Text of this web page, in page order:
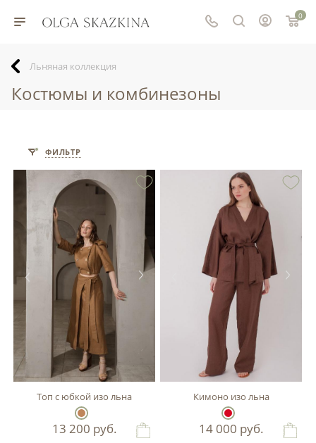
0
Льняная коллекция
Костюмы и комбинезоны
ФИЛЬТР
Топ с юбкой изо льна
13 200 руб.
Кимоно изо льна
14 000 руб.